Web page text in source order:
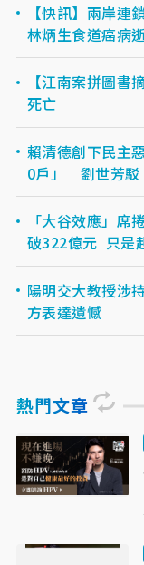
【快訊】兩岸連
林炳生食道癌病
【江南案拼圖
死亡
賴清德創下民主
0戶」 劉世芳駁
「大谷效應」
破322億元 只是
陽明交大教授
方表達遺憾
熱門文章